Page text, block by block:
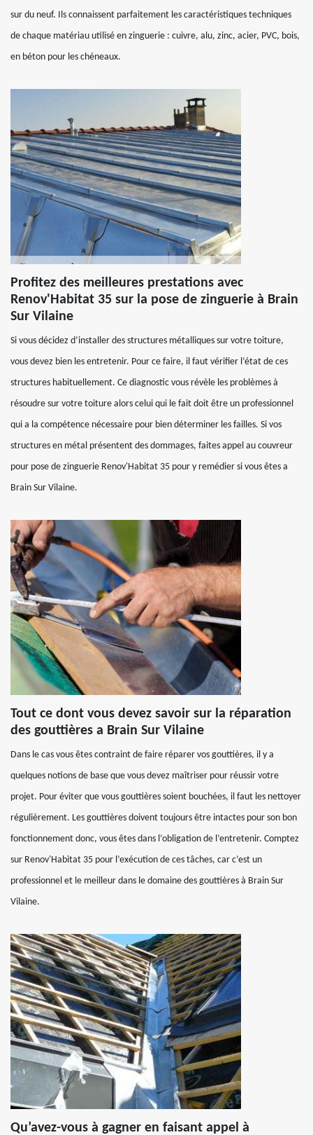
sur du neuf. Ils connaissent parfaitement les caractéristiques techniques
de chaque matériau utilisé en zinguerie : cuivre, alu, zinc, acier, PVC, bois,
en béton pour les chéneaux.
Profitez des meilleures prestations avec
Renov'Habitat 35 sur la pose de zinguerie à Brain
Sur Vilaine
Si vous décidez d’installer des structures métalliques sur votre toiture,
vous devez bien les entretenir. Pour ce faire, il faut vérifier l’état de ces
structures habituellement. Ce diagnostic vous révèle les problèmes à
résoudre sur votre toiture alors celui qui le fait doit être un professionnel
qui a la compétence nécessaire pour bien déterminer les failles. Si vos
structures en métal présentent des dommages, faites appel au couvreur
pour pose de zinguerie Renov'Habitat 35 pour y remédier si vous êtes a
Brain Sur Vilaine.
Tout ce dont vous devez savoir sur la réparation
des gouttières a Brain Sur Vilaine
Dans le cas vous êtes contraint de faire réparer vos gouttières, il y a
quelques notions de base que vous devez maîtriser pour réussir votre
projet. Pour éviter que vous gouttières soient bouchées, il faut les nettoyer
régulièrement. Les gouttières doivent toujours être intactes pour son bon
fonctionnement donc, vous êtes dans l’obligation de l’entretenir. Comptez
sur Renov'Habitat 35 pour l’exécution de ces tâches, car c’est un
professionnel et le meilleur dans le domaine des gouttières à Brain Sur
Vilaine.
Qu’avez-vous à gagner en faisant appel à